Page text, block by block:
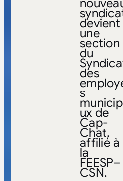
devient
une
section
du
des
s
ux de
Cap-
Chat,
affilié à
la
FEESP–
CSN.